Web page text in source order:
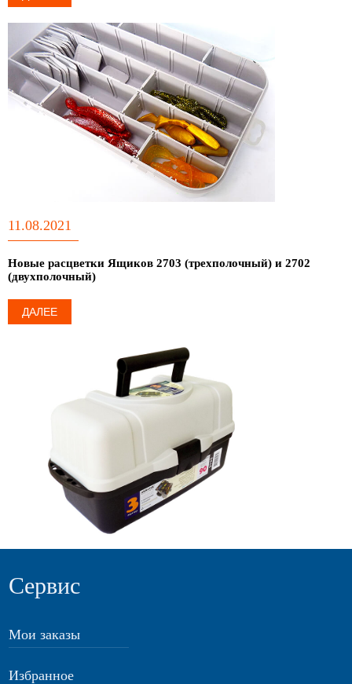
11.08.2021
Новые расцветки Ящиков 2703 (трехполочный) и 2702
(двухполочный)
ДАЛЕЕ
Сервис
Мои заказы
Избранное